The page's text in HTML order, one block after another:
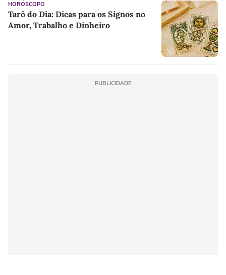
HORÓSCOPO
Tarô do Dia: Dicas para os Signos no
Amor, Trabalho e Dinheiro
PUBLICIDADE